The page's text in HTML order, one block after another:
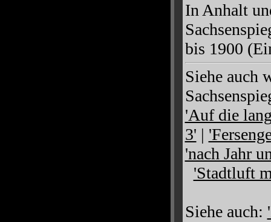
In Anhalt
bis 1900
Siehe auch
'Auf die
3' |
'nach Jahr
'Stadtluft
Siehe auch: